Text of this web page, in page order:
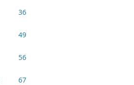
36
49
56
67